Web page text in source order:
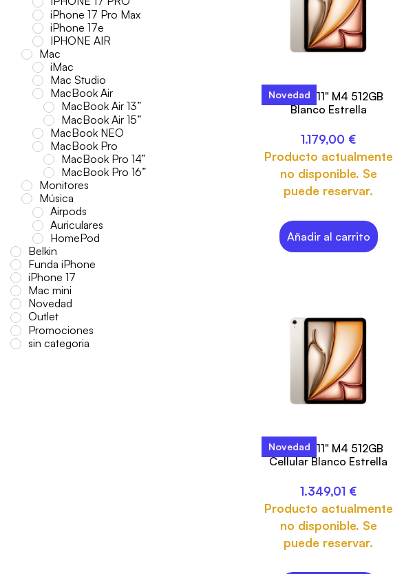
iPhone 17 Pro Max
iPhone 17e
IPHONE AIR
Mac
iMac
Mac Studio
MacBook Air
MacBook Air 13”
MacBook Air 15”
MacBook NEO
MacBook Pro
MacBook Pro 14”
MacBook Pro 16”
Monitores
Música
Airpods
Auriculares
HomePod
Belkin
Funda iPhone
iPhone 17
Mac mini
Novedad
Outlet
Promociones
sin categoria
Novedad
iPad Air 11" M4 512GB
Blanco Estrella
1.179,00 €
Producto actualmente
no disponible. Se
puede reservar.
Añadir al carrito
Novedad
iPad Air 11" M4 512GB
Cellular Blanco Estrella
1.349,01 €
Producto actualmente
no disponible. Se
puede reservar.